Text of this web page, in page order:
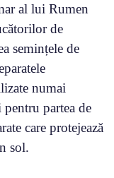
al lui Rumen
de
semințele de
numai
partea de
care protejează
sol.